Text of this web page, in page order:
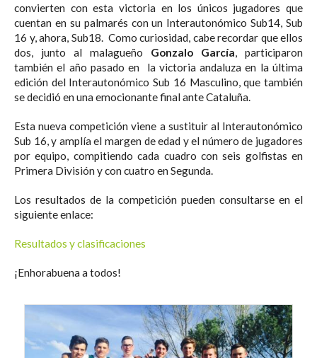
convierten con esta victoria en los únicos jugadores que
cuentan en su palmarés con un Interautonómico Sub14, Sub
16 y, ahora, Sub18. Como curiosidad, cabe recordar que ellos
dos, junto al malagueño Gonzalo García, participaron
también el año pasado en la victoria andaluza en la última
edición del Interautonómico Sub 16 Masculino, que también
se decidió en una emocionante final ante Cataluña.
Esta nueva competición viene a sustituir al Interautonómico
Sub 16, y amplía el margen de edad y el número de jugadores
por equipo, compitiendo cada cuadro con seis golfistas en
Primera División y con cuatro en Segunda.
Los resultados de la competición pueden consultarse en el
siguiente enlace:
Resultados y clasificaciones
¡Enhorabuena a todos!